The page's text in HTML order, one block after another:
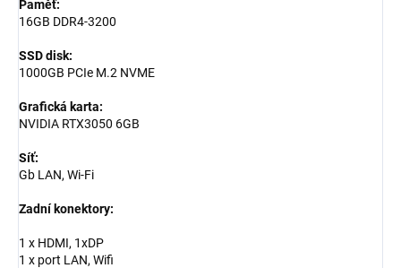
Paměť:
16GB DDR4-3200
SSD disk:
1000GB PCIe M.2 NVME
Grafická karta:
NVIDIA RTX3050 6GB
Síť:
Gb LAN, Wi-Fi
Zadní konektory:
1 x HDMI, 1xDP
1 x port LAN, Wifi